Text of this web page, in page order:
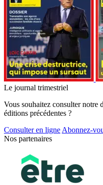
Le journal trimestriel
Vous souhaitez consulter notre
éditions précédentes ?
Consulter en ligne Abonnez-
Nos partenaires